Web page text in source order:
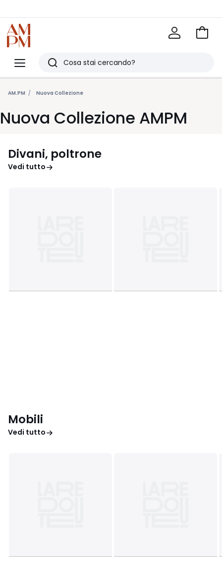
Menu
Redoute
Ricerca
Ultimi
articoli
visti
Vai
AM.PM Nuova Collezione
Nuova Collezione AMPM
Divani, poltrone
Vedi tutto
Mobili
Vedi tutto